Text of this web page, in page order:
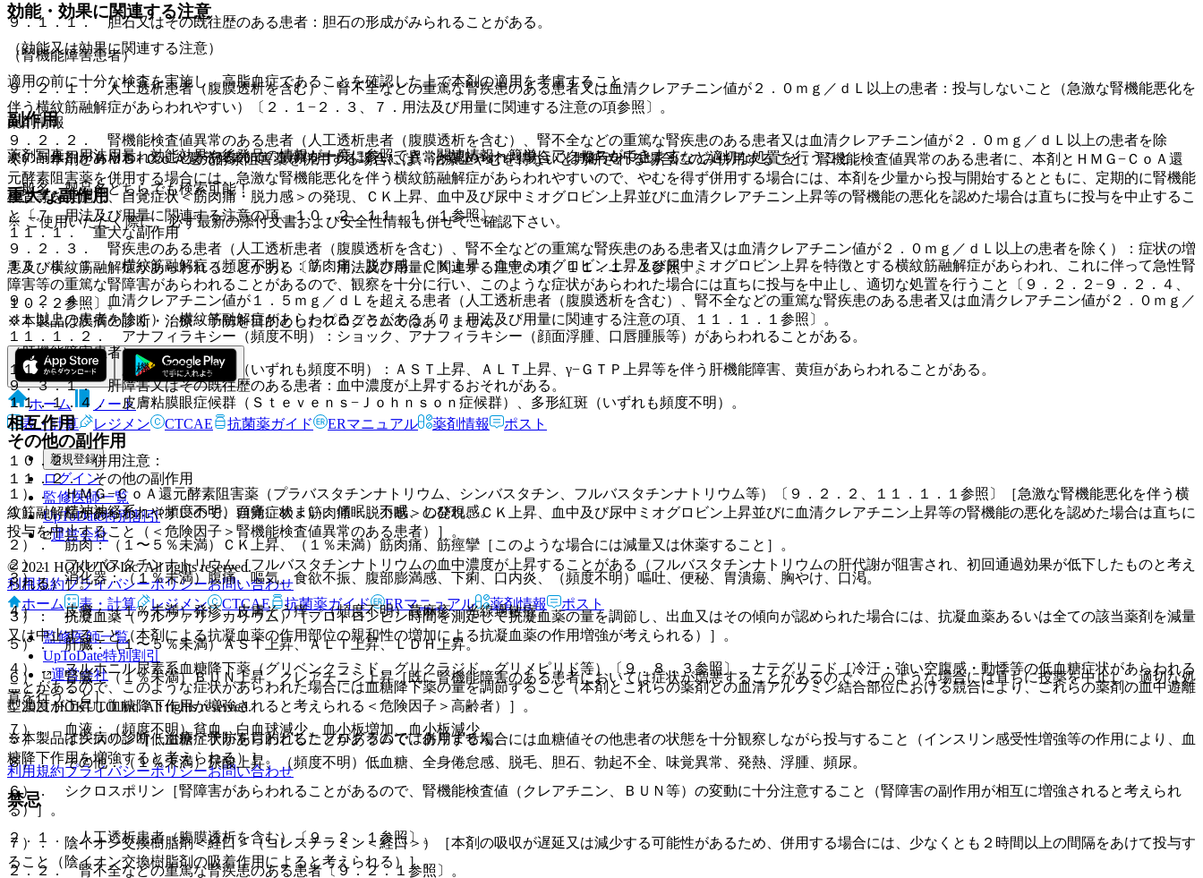
９．１．１． 胆石又はその既往歴のある患者：胆石の形成がみられることがある。
（腎機能障害患者）
９．２．１． 人工透析患者（腹膜透析を含む）、腎不全などの重篤な腎疾患のある患者又は血清クレアチニン値が２．０ｍｇ／ｄＬ以上の患者：投与しないこと（急激な腎機能悪化を
伴う横紋筋融解症があらわれやすい）〔２．１−２．３、７．用法及び用量に関連する注意の項参照〕。
９．２．２． 腎機能検査値異常のある患者（人工透析患者（腹膜透析を含む）、腎不全などの重篤な腎疾患のある患者又は血清クレアチニン値が２．０ｍｇ／ｄＬ以上の患者を除
く）：本剤とＨＭＧ−ＣｏＡ還元酵素阻害薬を併用する場合には、治療上やむを得ないと判断される場合にのみ併用すること。腎機能検査値異常のある患者に、本剤とＨＭＧ−ＣｏＡ還
元酵素阻害薬を併用する場合には、急激な腎機能悪化を伴う横紋筋融解症があらわれやすいので、やむを得ず併用する場合には、本剤を少量から投与開始するとともに、定期的に腎機能
検査等を実施し、自覚症状＜筋肉痛・脱力感＞の発現、ＣＫ上昇、血中及び尿中ミオグロビン上昇並びに血清クレアチニン上昇等の腎機能の悪化を認めた場合は直ちに投与を中止するこ
と〔７．用法及び用量に関連する注意の項、１０．２、１１．１．１参照〕。
９．２．３． 腎疾患のある患者（人工透析患者（腹膜透析を含む）、腎不全などの重篤な腎疾患のある患者又は血清クレアチニン値が２．０ｍｇ／ｄＬ以上の患者を除く）：症状の増
悪及び横紋筋融解症があらわれることがある〔７．用法及び用量に関連する注意の項、１１．１．１参照〕。
９．２．４． 血清クレアチニン値が１．５ｍｇ／ｄＬを超える患者（人工透析患者（腹膜透析を含む）、腎不全などの重篤な腎疾患のある患者又は血清クレアチニン値が２．０ｍｇ／
ｄＬ以上の患者を除く）：横紋筋融解症があらわれることがある〔７．用法及び用量に関連する注意の項、１１．１．１参照〕。
（肝機能障害患者）
９．３．１． 肝障害又はその既往歴のある患者：血中濃度が上昇するおそれがある。
相互作用
１０．２． 併用注意：
１）． ＨＭＧ−ＣｏＡ還元酵素阻害薬（プラバスタチンナトリウム、シンバスタチン、フルバスタチンナトリウム等）〔９．２．２、１１．１．１参照〕［急激な腎機能悪化を伴う横
紋筋融解症があらわれやすいので、自覚症状＜筋肉痛・脱力感＞の発現、ＣＫ上昇、血中及び尿中ミオグロビン上昇並びに血清クレアチニン上昇等の腎機能の悪化を認めた場合は直ちに
投与を中止すること（＜危険因子＞腎機能検査値異常のある患者）］。
２）． フルバスタチンナトリウム［フルバスタチンナトリウムの血中濃度が上昇することがある（フルバスタチンナトリウムの肝代謝が阻害され、初回通過効果が低下したものと考え
られる）］。
３）． 抗凝血薬（ワルファリンカリウム）［プロトロンビン時間を測定して抗凝血薬の量を調節し、出血又はその傾向が認められた場合には、抗凝血薬あるいは全ての該当薬剤を減量
又は中止すること（本剤による抗凝血薬の作用部位の親和性の増加による抗凝血薬の作用増強が考えられる）］。
４）． スルホニル尿素系血糖降下薬（グリベンクラミド、グリクラジド、グリメピリド等）〔９．８．３参照〕、ナテグリニド［冷汗・強い空腹感・動悸等の低血糖症状があらわれる
ことがあるので、このような症状があらわれた場合には血糖降下薬の量を調節すること（本剤とこれらの薬剤との血清アルブミン結合部位における競合により、これらの薬剤の血中遊離
型濃度が上昇し血糖降下作用が増強されると考えられる＜危険因子＞高齢者）］。
５）． インスリン［低血糖症状があらわれることがあるので、併用する場合には血糖値その他患者の状態を十分観察しながら投与すること（インスリン感受性増強等の作用により、血
糖降下作用を増強すると考えられる）］。
６）． シクロスポリン［腎障害があらわれることがあるので、腎機能検査値（クレアチニン、ＢＵＮ等）の変動に十分注意すること（腎障害の副作用が相互に増強されると考えられ
る）］。
７）． 陰イオン交換樹脂剤＜経口＞（コレスチラミン＜経口＞）［本剤の吸収が遅延又は減少する可能性があるため、併用する場合には、少なくとも２時間以上の間隔をあけて投与す
ること（陰イオン交換樹脂剤の吸着作用によると考えられる）］。
効能・効果に関連する注意
（効能又は効果に関連する注意）
適用の前に十分な検査を実施し、高脂血症であることを確認した上で本剤の適用を考慮すること。
副作用
次の副作用があらわれることがあるので、観察を十分に行い、異常が認められた場合には投与を中止するなど適切な処置を行うこと。
重大な副作用
１１．１． 重大な副作用
１１．１．１． 横紋筋融解症（頻度不明）：筋肉痛、脱力感、ＣＫ上昇、血中ミオグロビン上昇及び尿中ミオグロビン上昇を特徴とする横紋筋融解症があらわれ、これに伴って急性腎
障害等の重篤な腎障害があらわれることがあるので、観察を十分に行い、このような症状があらわれた場合には直ちに投与を中止し、適切な処置を行うこと〔９．２．２−９．２．４、
１０．２参照〕。
１１．１．２． アナフィラキシー（頻度不明）：ショック、アナフィラキシー（顔面浮腫、口唇腫脹等）があらわれることがある。
１１．１．３． 肝機能障害、黄疸（いずれも頻度不明）：ＡＳＴ上昇、ＡＬＴ上昇、γ−ＧＴＰ上昇等を伴う肝機能障害、黄疸があらわれることがある。
１１．１．４． 皮膚粘膜眼症候群（Ｓｔｅｖｅｎｓ−Ｊｏｈｎｓｏｎ症候群）、多形紅斑（いずれも頻度不明）。
その他の副作用
１１．２． その他の副作用
１）． 精神神経系：（頻度不明）頭痛、めまい、傾眠、不眠、しびれ感。
２）． 筋肉：（１〜５％未満）ＣＫ上昇、（１％未満）筋肉痛、筋痙攣［このような場合には減量又は休薬すること］。
３）． 消化器：（１％未満）腹痛、嘔気、食欲不振、腹部膨満感、下痢、口内炎、（頻度不明）嘔吐、便秘、胃潰瘍、胸やけ、口渇。
４）． 皮膚：（１％未満）発疹、皮膚そう痒、（頻度不明）蕁麻疹、光線過敏症。
５）． 肝臓：（１〜５％未満）ＡＳＴ上昇、ＡＬＴ上昇、ＬＤＨ上昇。
６）． 腎臓：（１％未満）ＢＵＮ上昇、クレアチニン上昇［既に腎機能障害のある患者においては症状が増悪することがあるので、このような場合には直ちに投薬を中止し、適切な処
置を行うこと］。
７）． 血液：（頻度不明）貧血、白血球減少、血小板増加、血小板減少。
８）． その他：（１％未満）尿酸上昇、（頻度不明）低血糖、全身倦怠感、脱毛、胆石、勃起不全、味覚異常、発熱、浮腫、頻尿。
禁忌
２．１． 人工透析患者（腹膜透析を含む）〔９．２．１参照〕。
２．２． 腎不全などの重篤な腎疾患のある患者〔９．２．１参照〕。
薬剤情報
薬剤写真、用法用量、効能効果や後発品の情報が一度に参照でき、関連情報へ簡単にアクセスができます。
一般名、製品名どちらでも検索可能！
※ ご使用いただく際に、必ず最新の添付文書および安全性情報も併せてご確認下さい。
※本製品は疾病の診断・治療・予防を目的としたプログラムではありません。
ホーム
ノート
表・計算
レジメン CTCAE 抗菌薬ガイド ERマニュアル 薬剤情報 ポスト
新規登録
ログイン
監修医師一覧
UpToDate特別割引
運営会社
© 2021 HOKUTO Inc. All rights reserved.
利用規約プライバシーポリシーお問い合わせ
ホーム
表・計算 レジメン CTCAE 抗菌薬ガイド ERマニュアル 薬剤情報 ポスト
監修医師一覧
UpToDate特別割引
運営会社
© 2021 HOKUTO Inc. All rights reserved.
※本製品は疾病の診断・治療・予防を目的としたプログラムではありません。
利用規約プライバシーポリシーお問い合わせ